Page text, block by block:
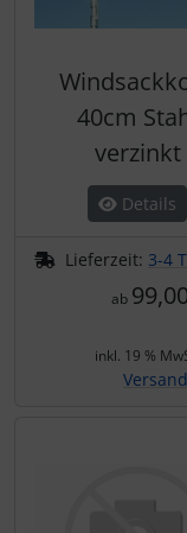
40cm
verzinkt
Details
Lieferzeit: 3-4
ab
inkl. 19 %